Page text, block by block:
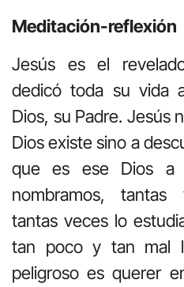
Meditación-reflexión
Jesús es el
dedicó toda su vida
Dios, su Padre. Jesús
Dios existe sino a
que es ese Dios a
nombramos, tantas
tantas veces lo
tan poco y tan
peligroso es querer